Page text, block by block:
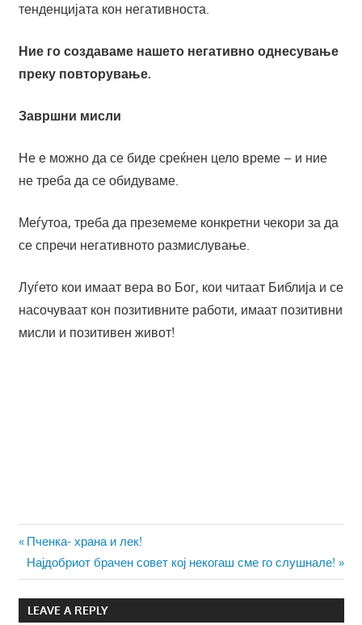
тенденцијата кон негативноста.
Ние го создаваме нашето негативно однесување
преку повторување.
Завршни мисли
Не е можно да се биде среќнен цело време – и ние
не треба да се обидуваме.
Меѓутоа, треба да преземеме конкретни чекори за да
се спречи негативното размислување.
Луѓето кои имаат вера во Бог, кои читаат Библија и се
насочуваат кон позитивните работи, имаат позитивни
мисли и позитивен живот!
Навигација
на
напис
Previous
Post:
Пченка- храна и лек!
Next
Post:
Најдобриот брачен совет кој некогаш сме го слушнале!
LEAVE A REPLY